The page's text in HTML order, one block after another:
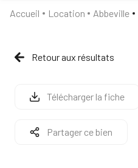
NOTRE
AGENCE
VENTES
Accueil Location Abbeville
Retour aux résultats
Télécharger la fiche
Partager ce bien